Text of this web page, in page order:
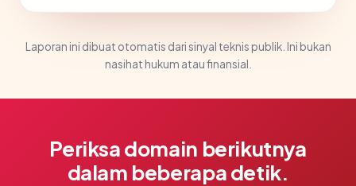
Laporan ini dibuat otomatis dari sinyal teknis publik. Ini bukan
nasihat hukum atau finansial.
Periksa domain berikutnya
dalam beberapa detik.